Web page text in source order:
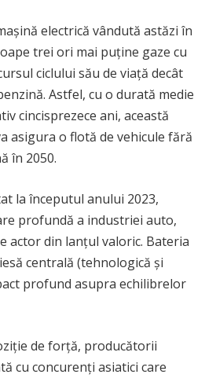
electrică vândută astăzi în
trei ori mai puține gaze cu
ciclului său de viață decât
Astfel, cu o durată medie
cincisprezece ani, această
asigura o flotă de vehicule fără
în 2050.
la începutul anului 2023,
profundă a industriei auto,
actor din lanțul valoric. Bateria
centrală (tehnologică și
profund asupra echilibrelor
de forță, producătorii
cu concurenți asiatici care